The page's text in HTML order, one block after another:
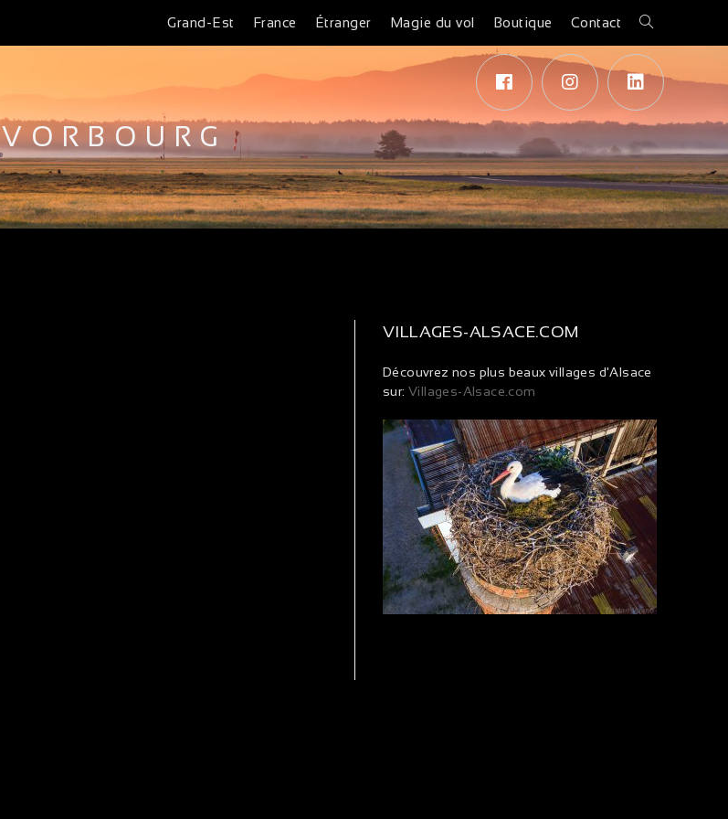
Grand-Est France Étranger Magie du vol Boutique Contact
VORBOURG
VILLAGES-ALSACE.COM
Découvrez nos plus beaux villages d'Alsace
sur: Villages-Alsace.com